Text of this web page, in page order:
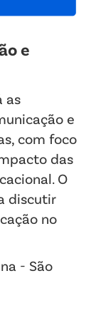
e
as
e
com foco
das
O
discutir
no
- São